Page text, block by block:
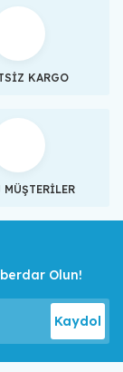
KARGO
MÜŞTERİLER
Olun!
Kaydol